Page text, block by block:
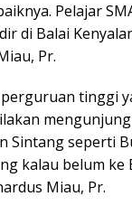
Pelajar
di Balai
Pr.
tinggi
Sintang seperti
kalau belum ke
Miau, Pr.